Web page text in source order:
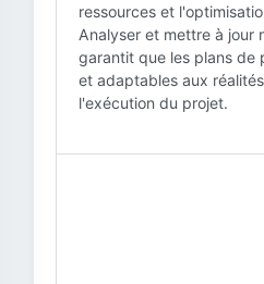
ressources et
Analyser et mettre à jour
garantit que les plans de
et adaptables aux
l'exécution du projet.